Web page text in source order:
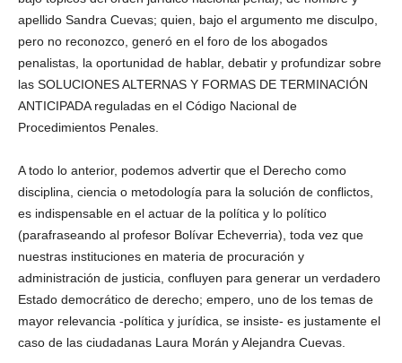
apellido Sandra Cuevas; quien, bajo el argumento me disculpo,
pero no reconozco, generó en el foro de los abogados
penalistas, la oportunidad de hablar, debatir y profundizar sobre
las SOLUCIONES ALTERNAS Y FORMAS DE TERMINACIÓN
ANTICIPADA reguladas en el Código Nacional de
Procedimientos Penales.
A todo lo anterior, podemos advertir que el Derecho como
disciplina, ciencia o metodología para la solución de conflictos,
es indispensable en el actuar de la política y lo político
(parafraseando al profesor Bolívar Echeverria), toda vez que
nuestras instituciones en materia de procuración y
administración de justicia, confluyen para generar un verdadero
Estado democrático de derecho; empero, uno de los temas de
mayor relevancia -política y jurídica, se insiste- es justamente el
caso de las ciudadanas Laura Morán y Alejandra Cuevas.